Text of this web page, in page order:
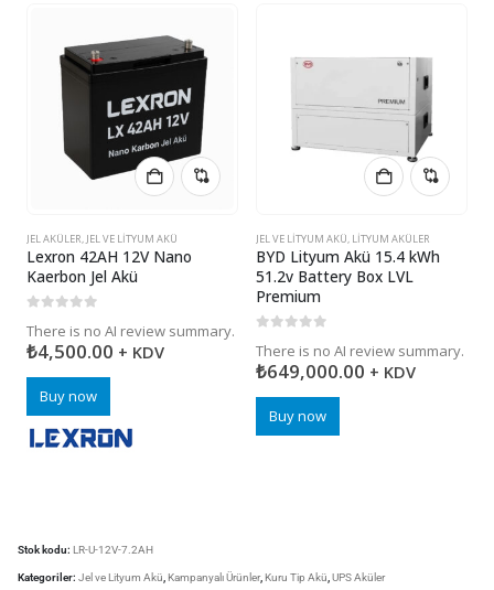
JEL AKÜLER, JEL VE LITYUM AKÜ
Lexron 42AH 12V Nano
Kaerbon Jel Akü
There is no AI review summary.
₺4,500.00 + KDV
Buy now
JEL VE LITYUM AKÜ, LITYUM AKÜLER
BYD Lityum Akü 15.4 kWh
51.2v Battery Box LVL
Premium
There is no AI review summary.
₺649,000.00 + KDV
Buy now
Stok kodu: LR-U-12V-7.2AH
Kategoriler: Jel ve Lityum Akü, Kampanyalı Ürünler, Kuru Tip Akü,UPS Aküler